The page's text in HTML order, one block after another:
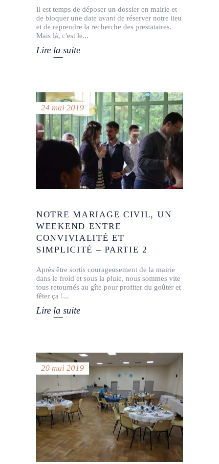
Il est temps de déposer un dossier en mairie et
de bloquer une date avant de réserver notre lieu
et de reprendre la recherche des prestataires.
Mais là, c'est le
Lire la suite
24 mai 2019
NOTRE MARIAGE CIVIL, UN
WEEKEND ENTRE
CONVIVIALITÉ ET
SIMPLICITÉ – PARTIE 2
Après être sortis courageusement de la mairie
dans le froid et sous la pluie, nous sommes vite
tous retournés au gîte pour profiter du goûter et
fêter ça !
Lire la suite
20 mai 2019